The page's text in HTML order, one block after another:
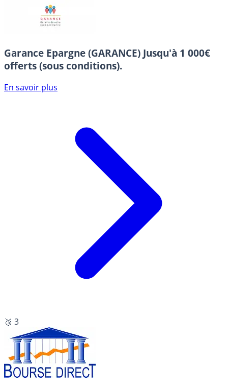
Garance Epargne (GARANCE) Jusqu'à 1 000€
offerts (sous conditions).
En savoir plus
🥉 3